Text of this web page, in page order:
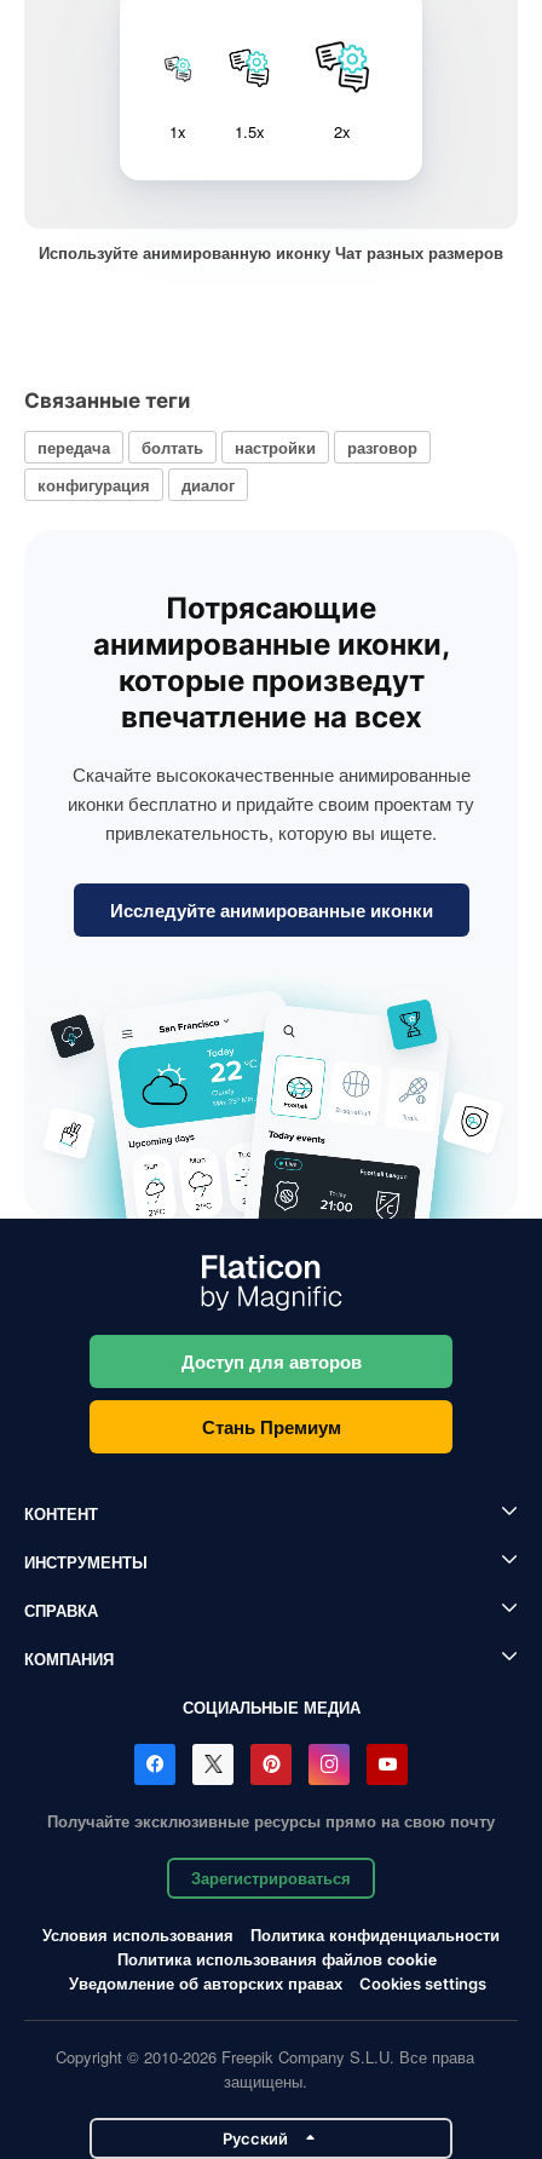
1x 1.5x 2x
Используйте анимированную иконку Чат разных размеров
Связанные теги
передача болтать настройки
разговор
конфигурация
диалог
Потрясающие
анимированные иконки,
которые произведут
впечатление на всех
Скачайте высококачественные анимированные
иконки бесплатно и придайте своим проектам ту
привлекательность, которую вы ищете.
Исследуйте анимированные иконки
Доступ для авторов
Стань Премиум
КОНТЕНТ
ИНСТРУМЕНТЫ
СПРАВКА
КОМПАНИЯ
СОЦИАЛЬНЫЕ МЕДИА
Получайте эксклюзивные ресурсы прямо на свою почту
Зарегистрироваться
Условия использования
Политика конфиденциальности
Политика использования файлов cookie
Уведомление об авторских правах
Cookies settings
Copyright © 2010-2026 Freepik Company S.L.U. Все права
защищены.
Pусский